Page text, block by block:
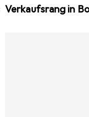
Verkaufsrang in